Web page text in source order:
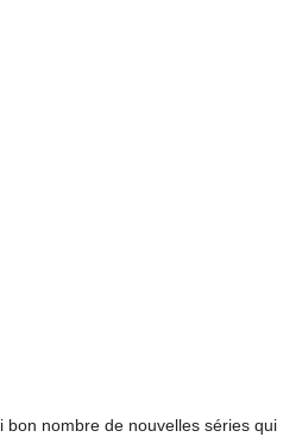
bon nombre de nouvelles séries qui